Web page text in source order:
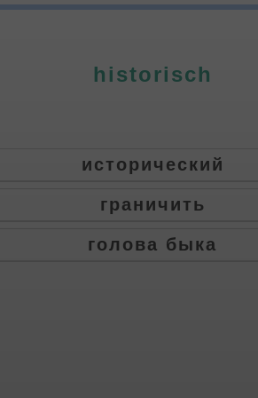
historisch
исторический
граничить
голова быка